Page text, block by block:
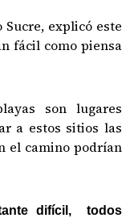
explicó este
fácil como piensa
son lugares
a estos sitios las
el camino podrían
difícil, todos